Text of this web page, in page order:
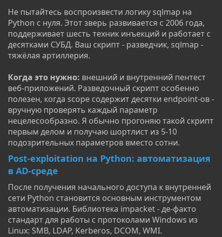
Не пытайтесь воспроизвести логику sqlmap на
Python с нуля. Этот зверь развивается с 2006 года,
поддерживает шесть техник инъекций и работает с
десятками СУБД. Ваш скрипт - разведчик, sqlmap -
тяжёлая артиллерия.
Когда это нужно: внешний и внутренний пентест
веб-приложений. Разведочный скрипт особенно
полезен, когда scope содержит десятки endpoint-ов -
вручную проверять каждый параметр
нецелесообразно. Я обычно прогоняю такой скрипт
первым делом и получаю шортлист из 5-10
подозрительных параметров вместо сотни.
Post-exploitation на Python: автоматизация
в AD-среде
После получения начального доступа к внутренней
сети Python становится основным инструментом
автоматизации. Библиотека impacket - де-факто
стандарт для работы с протоколами Windows из
Linux: SMB, LDAP, Kerberos, DCOM, WMI.